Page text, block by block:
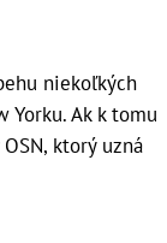
niekoľkých
Ak k tomu
ktorý uzná